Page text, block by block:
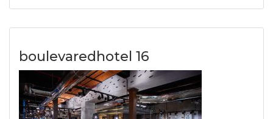
boulevaredhotel 16